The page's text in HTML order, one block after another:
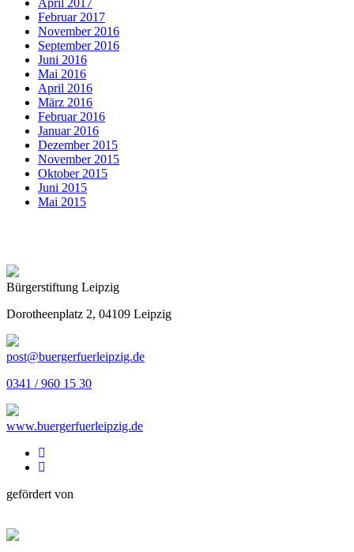
April 2017
Februar 2017
November 2016
September 2016
Juni 2016
Mai 2016
April 2016
März 2016
Februar 2016
Januar 2016
Dezember 2015
November 2015
Oktober 2015
Juni 2015
Mai 2015
Bürgerstiftung Leipzig
Dorotheenplatz 2, 04109 Leipzig
post@buergerfuerleipzig.de
0341 / 960 15 30
www.buergerfuerleipzig.de
gefördert von